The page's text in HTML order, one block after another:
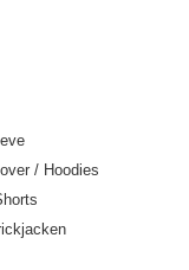
/ Hoodies